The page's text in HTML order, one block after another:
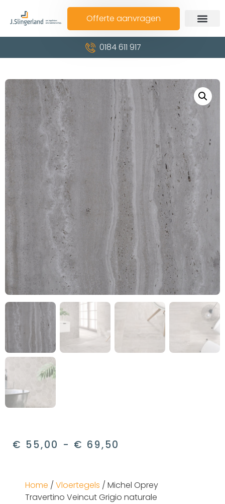
Offerte aanvragen
0184 611 917
€ 55,00 - € 69,50
Home / Vloertegels / Michel Oprey
Travertino Veincut Grigio naturale